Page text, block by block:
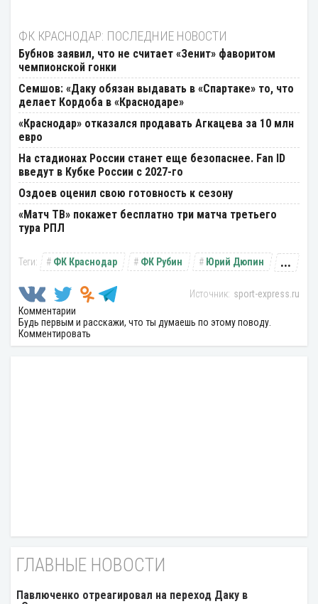
ФК КРАСНОДАР: ПОСЛЕДНИЕ НОВОСТИ
Бубнов заявил, что не считает «Зенит» фаворитом
чемпионской гонки
Семшов: «Даку обязан выдавать в «Спартаке» то, что
делает Кордоба в «Краснодаре»
«Краснодар» отказался продавать Агкацева за 10 млн
евро
На стадионах России станет еще безопаснее. Fan ID
введут в Кубке России с 2027-го
Оздоев оценил свою готовность к сезону
«Матч ТВ» покажет бесплатно три матча третьего
тура РПЛ
ФК Краснодар ФК Рубин Юрий Дюпин ...
sport-express.ru
Комментарии
Будь первым и расскажи, что ты думаешь по этому поводу.
Комментировать
ГЛАВНЫЕ НОВОСТИ
Павлюченко отреагировал на переход Даку в